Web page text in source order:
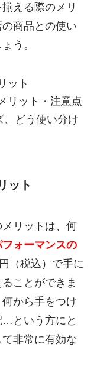
える際のメリ
商品との使い
う。
ット
リット・注意点
、どう使い分け
ット
リットは、何
ォーマンスの
（税込）で手に
ことができま
から手をつけ
…という方にと
非常に有効な